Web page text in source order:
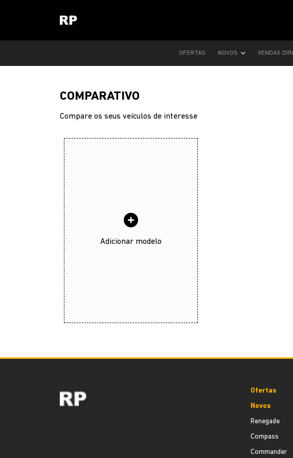
OFERTAS NOVOS VENDAS
COMPARATIVO
Compare os seus veículos de interesse
Adicionar modelo
Ofertas
Novos
Renegade
Compass
Commander